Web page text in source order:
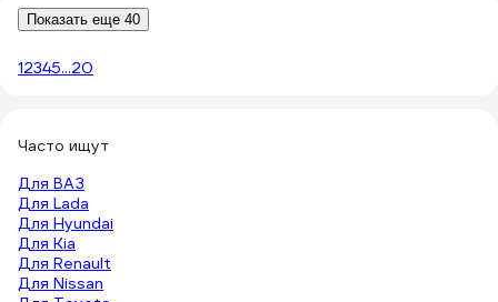
Показать еще 40
12345...20
Часто ищут
Для ВАЗ
Для Lada
Для Hyundai
Для Kia
Для Renault
Для Nissan